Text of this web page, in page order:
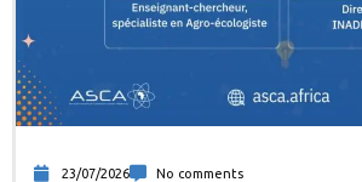
23/07/2026 No comments